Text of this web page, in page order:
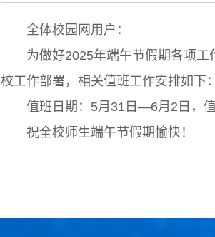
全体校园网用户：
为做好2025年端午节假期各项
校工作部署，相关值班工作安排如下：
值班日期：5月31日—6月2日，
祝全校师生端午节假期愉快！
信
2025